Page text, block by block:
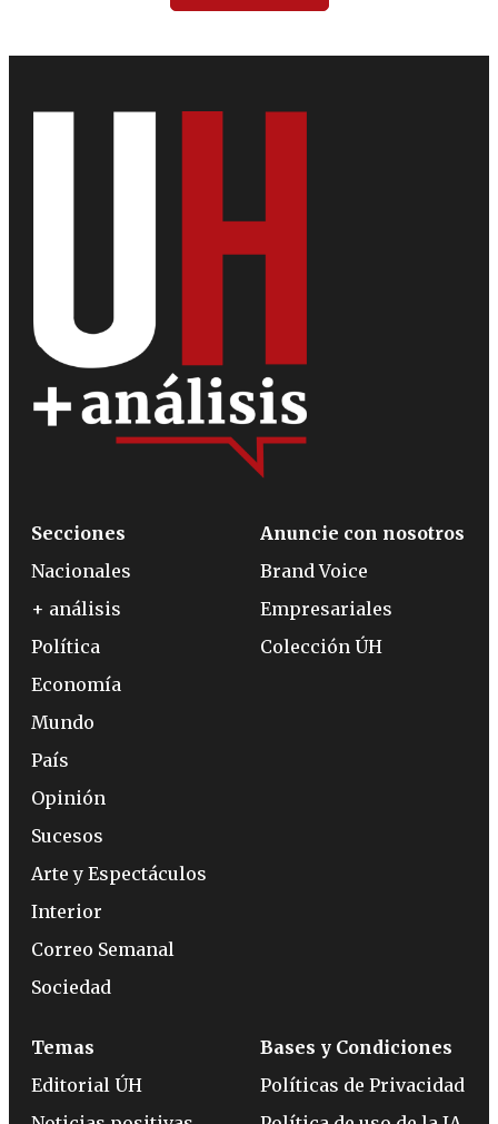
Secciones
Nacionales
+ análisis
Política
Economía
Mundo
País
Opinión
Sucesos
Arte y Espectáculos
Interior
Correo Semanal
Sociedad
Anuncie con nosotros
Brand Voice
Empresariales
Colección ÚH
Temas
Editorial ÚH
Bases y Condiciones
Políticas de Privacidad